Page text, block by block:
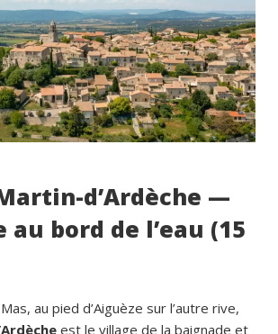
d’Ardèche —
bord de l’eau (15
au pied d’Aiguèze sur l’autre rive,
est le village de la baignade et